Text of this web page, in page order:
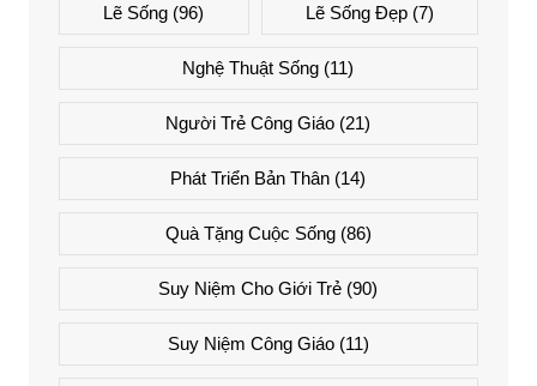
Lẽ Sống (96) Lẽ Sống Đẹp(7)
Nghệ Thuật Sống (11)
Người Trẻ Công Giáo (21)
Phát Triển Bản Thân (14)
Quà Tặng Cuộc Sống(86)
Suy Niệm Cho Giới Trẻ (90)
Suy Niệm Công Giáo(11)